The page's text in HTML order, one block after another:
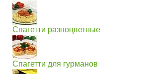
Спагетти разноцветные
Спагетти для гурманов